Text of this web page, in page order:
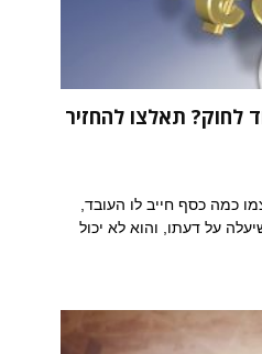
לחוק? תאלצו להחזיר
כמה כסף חייב לו העובד,
על דעתו, והוא לא יכול